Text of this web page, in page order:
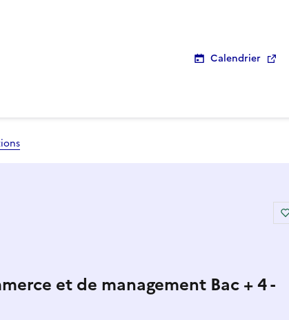
Calendrier
et de management Bac + 4 -